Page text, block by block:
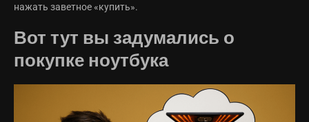
нажать заветное «купить».
Вот тут вы задумались о
покупке ноутбука